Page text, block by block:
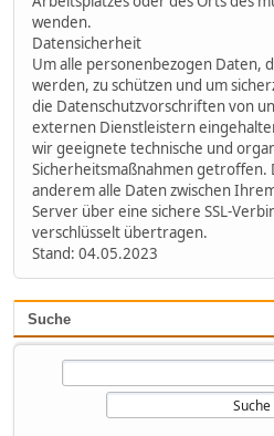
Suche
wenden.
Datensicherheit
Um alle personenbezogen Daten,
werden, zu schützen und um
die Datenschutzvorschriften von
externen Dienstleistern
wir geeignete technische und
Sicherheitsmaßnahmen getroffen.
anderem alle Daten zwischen
Server über eine sichere SSL-
verschlüsselt übertragen.
Stand: 04.05.2023